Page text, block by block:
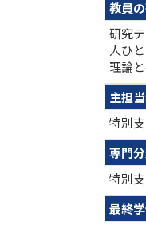
教員
研究
人ひ
理論
主担
特別
専門
特別
最終